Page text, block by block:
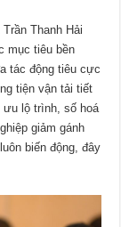
Thanh Hải
mục tiêu bền
tác động tiêu cực
tiện vận tải tiết
ưu lộ trình, số hoá
giảm gánh
biến động, đây